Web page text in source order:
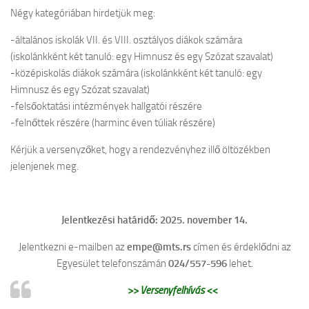
Cofman Iskola
Egyéb események
Pedagógusbál
Általános Iskolások Művészeti Vetélkedője
Észak-bácskai Tehetségpont
Himnusz – Szózat szavalóverseny
használatának támogatására Magyarországon és a szomszédos
SCH-000170055
OktOpusz Kárpát-medencei oktatásszakmai műhely fejlesztése és
Négy kategóriában hirdetjük meg:
-általános iskolák VII. és VIII. osztályos diákok számára
(iskolánkként két tanuló: egy Himnusz és egy Szózat szavalat)
-középiskolás diákok számára (iskolánkként két tanuló: egy
Himnusz és egy Szózat szavalat)
-felsőoktatási intézmények hallgatói részére
-felnőttek részére (harminc éven túliak részére)
Kérjük a versenyzőket, hogy a rendezvényhez illő öltözékben
jelenjenek meg.
Jelentkezési határidő: 2025. november 14.
Jelentkezni e-mailben azempe@mts.rscímen és érdeklődni az
Egyesület telefonszámán 024/557-596lehet.
>> Versenyfelhívás <<